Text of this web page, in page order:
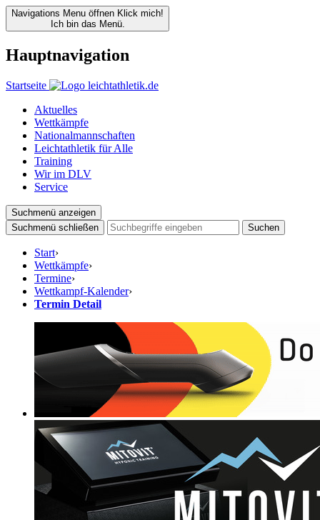
Navigations Menu öffnen Klick mich!
Ich bin das Menü.
Hauptnavigation
Startseite
Aktuelles
Wettkämpfe
Nationalmannschaften
Leichtathletik für Alle
Training
Wir im DLV
Service
Suchmenü anzeigen
Suchmenü schließen
Suchen
Start›
Wettkämpfe›
Termine›
Wettkampf-Kalender›
Termin Detail